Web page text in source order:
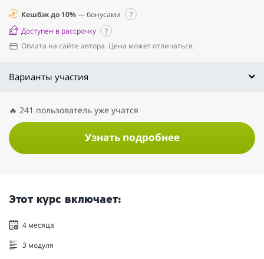
Кешбэк до 10%— бонусами
?
Доступен в рассрочку
?
Оплата на сайте автора. Цена может отличаться.
Варианты участия
🔥 241 пользователь уже учатся
Узнать подробнее
Этот курс включает:
4 месяца
3 модуля